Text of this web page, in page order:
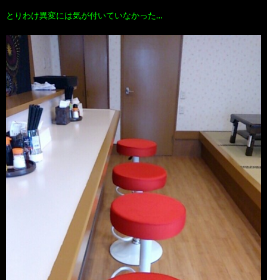
とりわけ異変には気が付いていなかった…